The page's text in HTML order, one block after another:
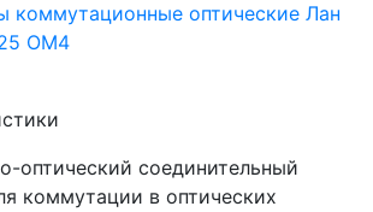
коммутационные оптические Лан
OM4
оптический соединительный
коммутации в оптических